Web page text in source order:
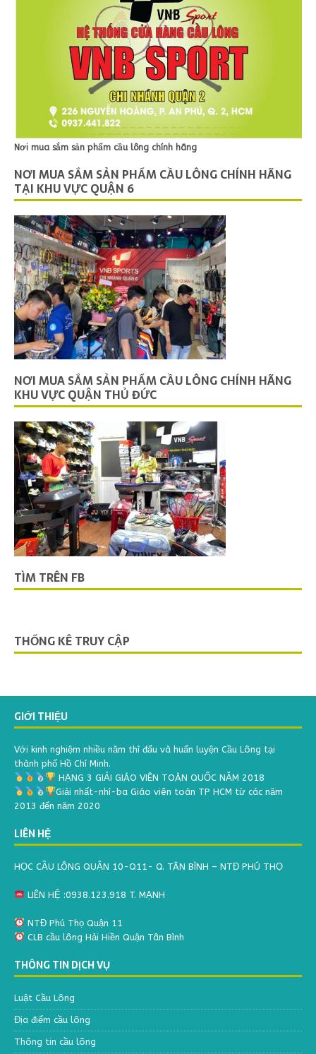
Nơi mua sắm sản phẩm cầu lông chính hãng
NƠI MUA SẮM SẢN PHẨM CẦU LÔNG CHÍNH HÃNG
TẠI KHU VỰC QUẬN 6
NƠI MUA SẮM SẢN PHẨM CẦU LÔNG CHÍNH HÃNG
KHU VỰC QUẬN THỦ ĐỨC
TÌM TRÊN FB
THỐNG KÊ TRUY CẬP
GIỚI THIỆU
Với kinh nghiệm nhiều năm thì đấu và huấn luyện Cầu Lông tại
thành phố Hồ Chí Minh.
HẠNG 3 GIẢI GIÁO VIÊN TOÀN QUỐC NĂM 2018
Giải nhất-nhì-ba Giáo viên toàn TP HCM từ các năm
2013 đến năm 2020
LIÊN HỆ
HỌC CẦU LÔNG QUẬN 10-Q11- Q. TÂN BÌNH – NTĐ PHÚ THỌ
LIÊN HỆ :0938.123.918 T. MẠNH
NTĐ Phú Thọ Quận 11
CLB cầu lông Hải Hiền Quận Tân Bình
THÔNG TIN DỊCH VỤ
Luật Cầu Lông
Địa điểm cầu lông
Thông tin cầu lông